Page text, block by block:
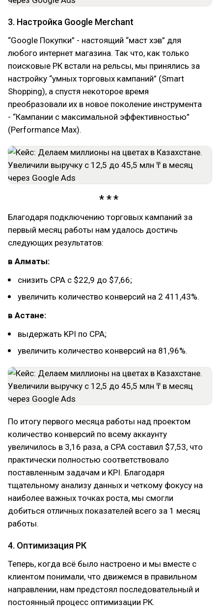
3. Настройка Google Merchant
“Google Покупки” - настоящий “маст хэв” для
любого интернет магазина. Так что, как только
поисковые РК встали на рельсы, мы принялись за
настройку “умных торговых кампаний” (Smart
Shopping), а спустя некоторое время
преобразовали их в новое поколение инструмента
- “Кампании с максимальной эффективностью”
(Performance Max).
Благодаря подключению торговых кампаний за
первый месяц работы нам удалось достичь
следующих результатов:
в Алматы:
снизить CPA с $22,9 до $7,66;
увеличить количество конверсий на 2 411,43%.
в Астане:
выдержать KPI по CPA;
увеличить количество конверсий на 81,96%.
По итогу первого месяца работы над проектом
количество конверсий по всему аккаунту
увеличилось в 3,16 раза, а CPA составил $7,53, что
практически полностью соответствовало
поставленным задачам и KPI. Благодаря
тщательному анализу данных и четкому фокусу на
наиболее важных точках роста, мы смогли
добиться отличных показателей всего за 1 месяц
работы.
4. Оптимизация РК
Теперь, когда всё было настроено и мы вместе с
клиентом понимали, что движемся в правильном
направлении, нам предстоял последовательный и
постоянный процесс оптимизации РК.